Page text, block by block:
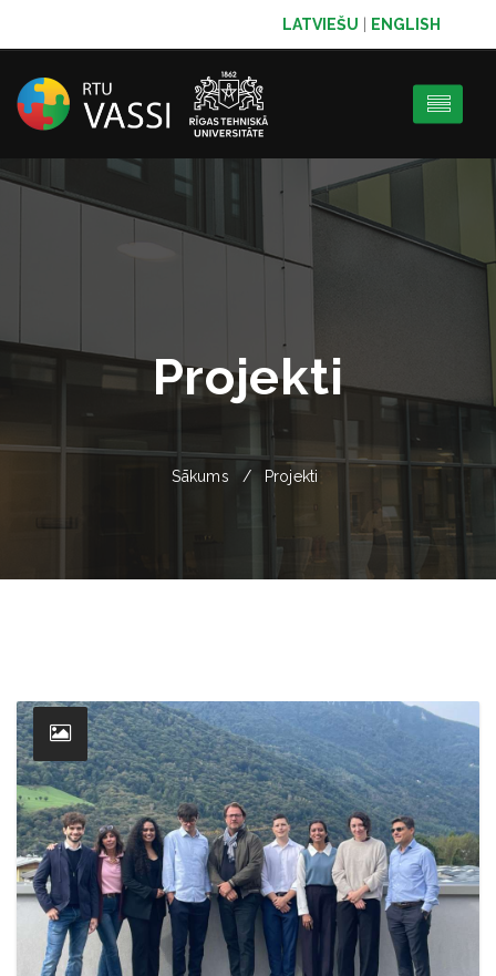
LATVIEŠU ENGLISH
Projekti
Sākums Projekti